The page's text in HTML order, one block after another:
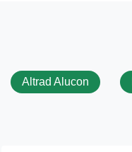
Altrad Alucon